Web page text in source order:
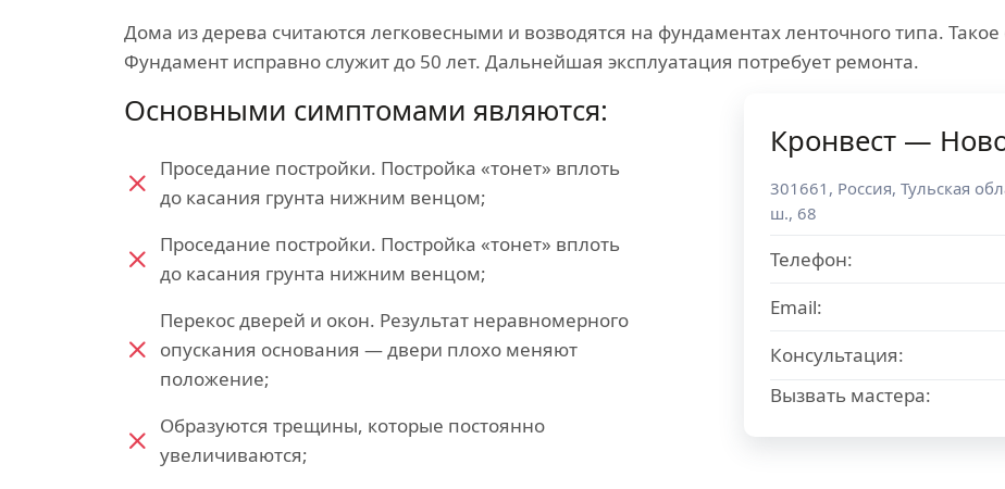
Дома из дерева считаются легковесными и возводятся на фундаментах ленточного типа.
Фундамент исправно служит до 50 лет. Дальнейшая эксплуатация потребует ремонта.
Основными симптомами являются:
Проседание постройки. Постройка «тонет» вплоть
до касания грунта нижним венцом;
Проседание постройки. Постройка «тонет» вплоть
до касания грунта нижним венцом;
Перекос дверей и окон. Результат неравномерного
опускания основания — двери плохо меняют
положение;
Образуются трещины, которые постоянно
увеличиваются;
Кронвест —
301661 , Россия, Тульская
ш., 68
Телефон:
Email:
Консультация:
Вызвать мастера: